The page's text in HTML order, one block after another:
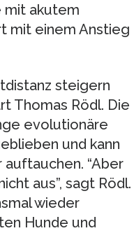
mit akutem
mit einem Anstieg
steigern
Thomas Rödl. Die
evolutionäre
und kann
“Aber
aus”, sagt Rödl.
wieder
Hunde und